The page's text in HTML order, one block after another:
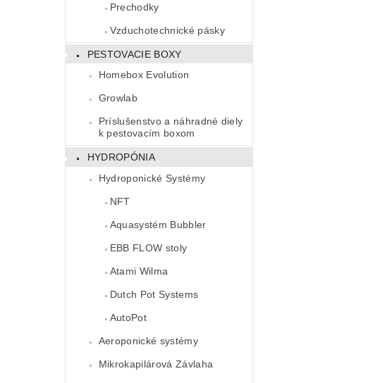
Prechodky
Vzduchotechnické pásky
PESTOVACIE BOXY
Homebox Evolution
Growlab
Príslušenstvo a náhradné diely
k pestovacím boxom
HYDROPÓNIA
Hydroponické Systémy
NFT
Aquasystém Bubbler
EBB FLOW stoly
Atami Wilma
Dutch Pot Systems
AutoPot
Aeroponické systémy
Mikrokapilárová Závlaha